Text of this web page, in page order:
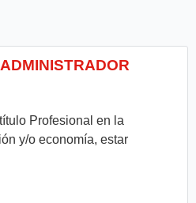
Profesional en la
y/o economía, estar